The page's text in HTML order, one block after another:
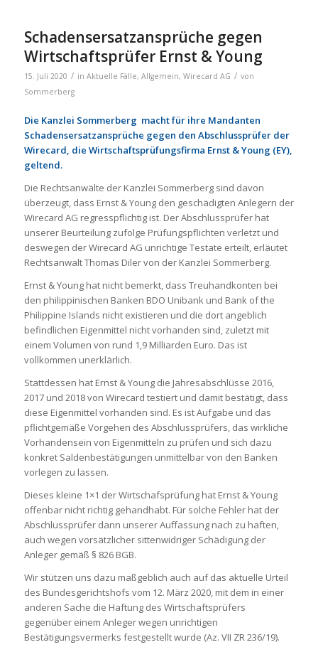
Schadensersatzansprüche gegen
Wirtschaftsprüfer Ernst & Young
15. Juli 2020 / in Aktuelle Fälle, Allgemein, Wirecard AG / von
Sommerberg
Die Kanzlei Sommerberg macht für ihre Mandanten
Schadensersatzansprüche gegen den Abschlussprüfer der
Wirecard, die Wirtschaftsprüfungsfirma Ernst & Young (EY),
geltend.
Die Rechtsanwälte der Kanzlei Sommerberg sind davon
überzeugt, dass Ernst & Young den geschädigten Anlegern der
Wirecard AG regresspflichtig ist. Der Abschlussprüfer hat
unserer Beurteilung zufolge Prüfungspflichten verletzt und
deswegen der Wirecard AG unrichtige Testate erteilt, erläutet
Rechtsanwalt Thomas Diler von der Kanzlei Sommerberg.
Ernst & Young hat nicht bemerkt, dass Treuhandkonten bei
den philippinischen Banken BDO Unibank und Bank of the
Philippine Islands nicht existieren und die dort angeblich
befindlichen Eigenmittel nicht vorhanden sind, zuletzt mit
einem Volumen von rund 1,9 Milliarden Euro. Das ist
vollkommen unerklärlich.
Stattdessen hat Ernst & Young die Jahresabschlüsse 2016,
2017 und 2018 von Wirecard testiert und damit bestätigt, dass
diese Eigenmittel vorhanden sind. Es ist Aufgabe und das
pflichtgemäße Vorgehen des Abschlussprüfers, das wirkliche
Vorhandensein von Eigenmitteln zu prüfen und sich dazu
konkret Saldenbestätigungen unmittelbar von den Banken
vorlegen zu lassen.
Dieses kleine 1×1 der Wirtschafsprüfung hat Ernst & Young
offenbar nicht richtig gehandhabt. Für solche Fehler hat der
Abschlussprüfer dann unserer Auffassung nach zu haften,
auch wegen vorsätzlicher sittenwidriger Schädigung der
Anleger gemäß § 826 BGB.
Wir stützen uns dazu maßgeblich auch auf das aktuelle Urteil
des Bundesgerichtshofs vom 12. März 2020, mit dem in einer
anderen Sache die Haftung des Wirtschaftsprüfers
gegenüber einem Anleger wegen unrichtigen
Bestätigungsvermerks festgestellt wurde (Az. VII ZR 236/19).